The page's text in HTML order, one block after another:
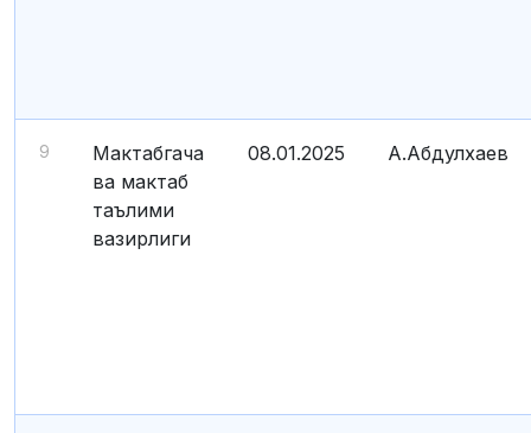
9
Мактабгача
ва мактаб
таълими
вазирлиги
08.01.2025 А.Абдулхаев